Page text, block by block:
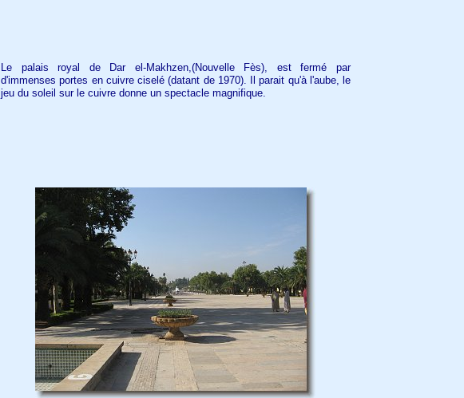
Le palais royal de Dar el-Makhzen,(Nouvelle Fès), est fermé par
d'immenses portes en cuivre ciselé (datant de 1970). Il parait qu'à l'aube, le
jeu du soleil sur le cuivre donne un spectacle magnifique.